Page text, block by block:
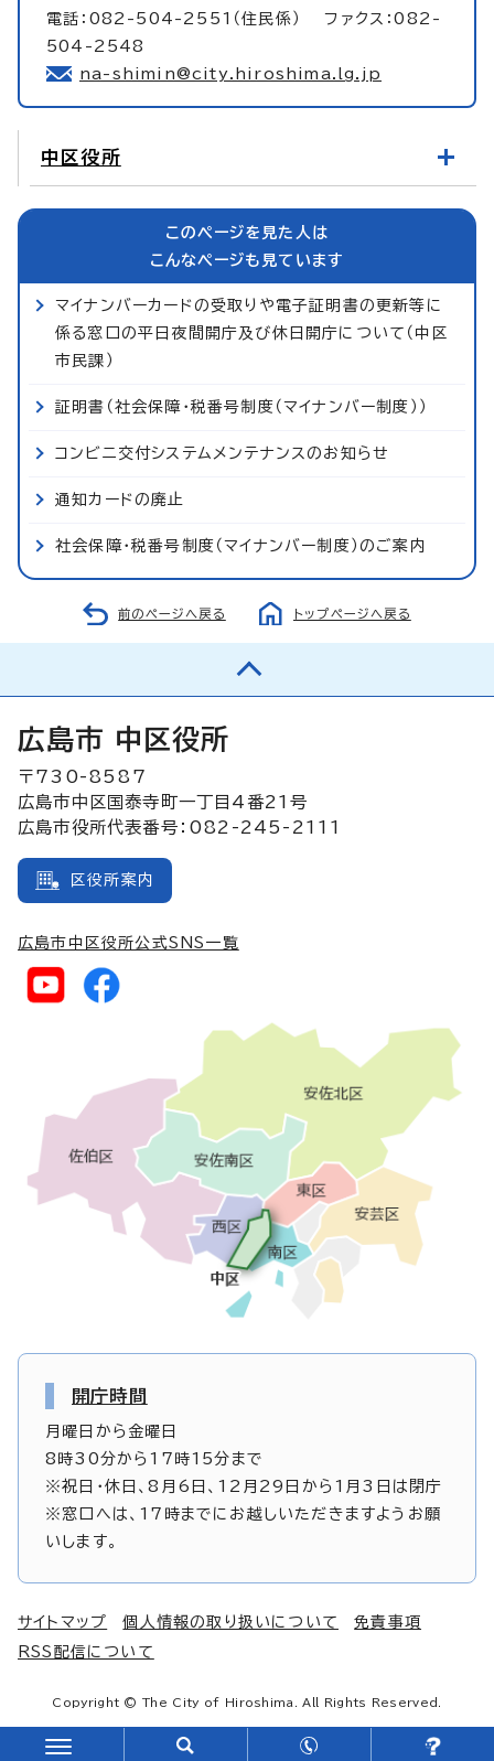
電話：082-504-2551（住民係） ファクス：082-
504-2548
na-shimin@city.hiroshima.lg.jp
中区役所
このページを見た人は
こんなページも見ています
マイナンバーカードの受取りや電子証明書の更新等に
係る窓口の平日夜間開庁及び休日開庁について（中区
市民課）
証明書（社会保障・税番号制度（マイナンバー制度））
コンビニ交付システムメンテナンスのお知らせ
通知カードの廃止
社会保障・税番号制度（マイナンバー制度）のご案内
前のページへ戻る トップページへ戻る
広島市 中区役所
〒730-8587
広島市中区国泰寺町一丁目4番21号
広島市役所代表番号：082-245-2111
区役所案内
広島市中区役所公式SNS一覧
開庁時間
月曜日から金曜日
8時30分から17時15分まで
※祝日・休日、8月6日、12月29日から1月3日は閉庁
※窓口へは、17時までにお越しいただきますようお願
いします。
サイトマップ 個人情報の取り扱いについて
免責事項
RSS配信について
Copyright © The City of Hiroshima. All Rights Reserved.